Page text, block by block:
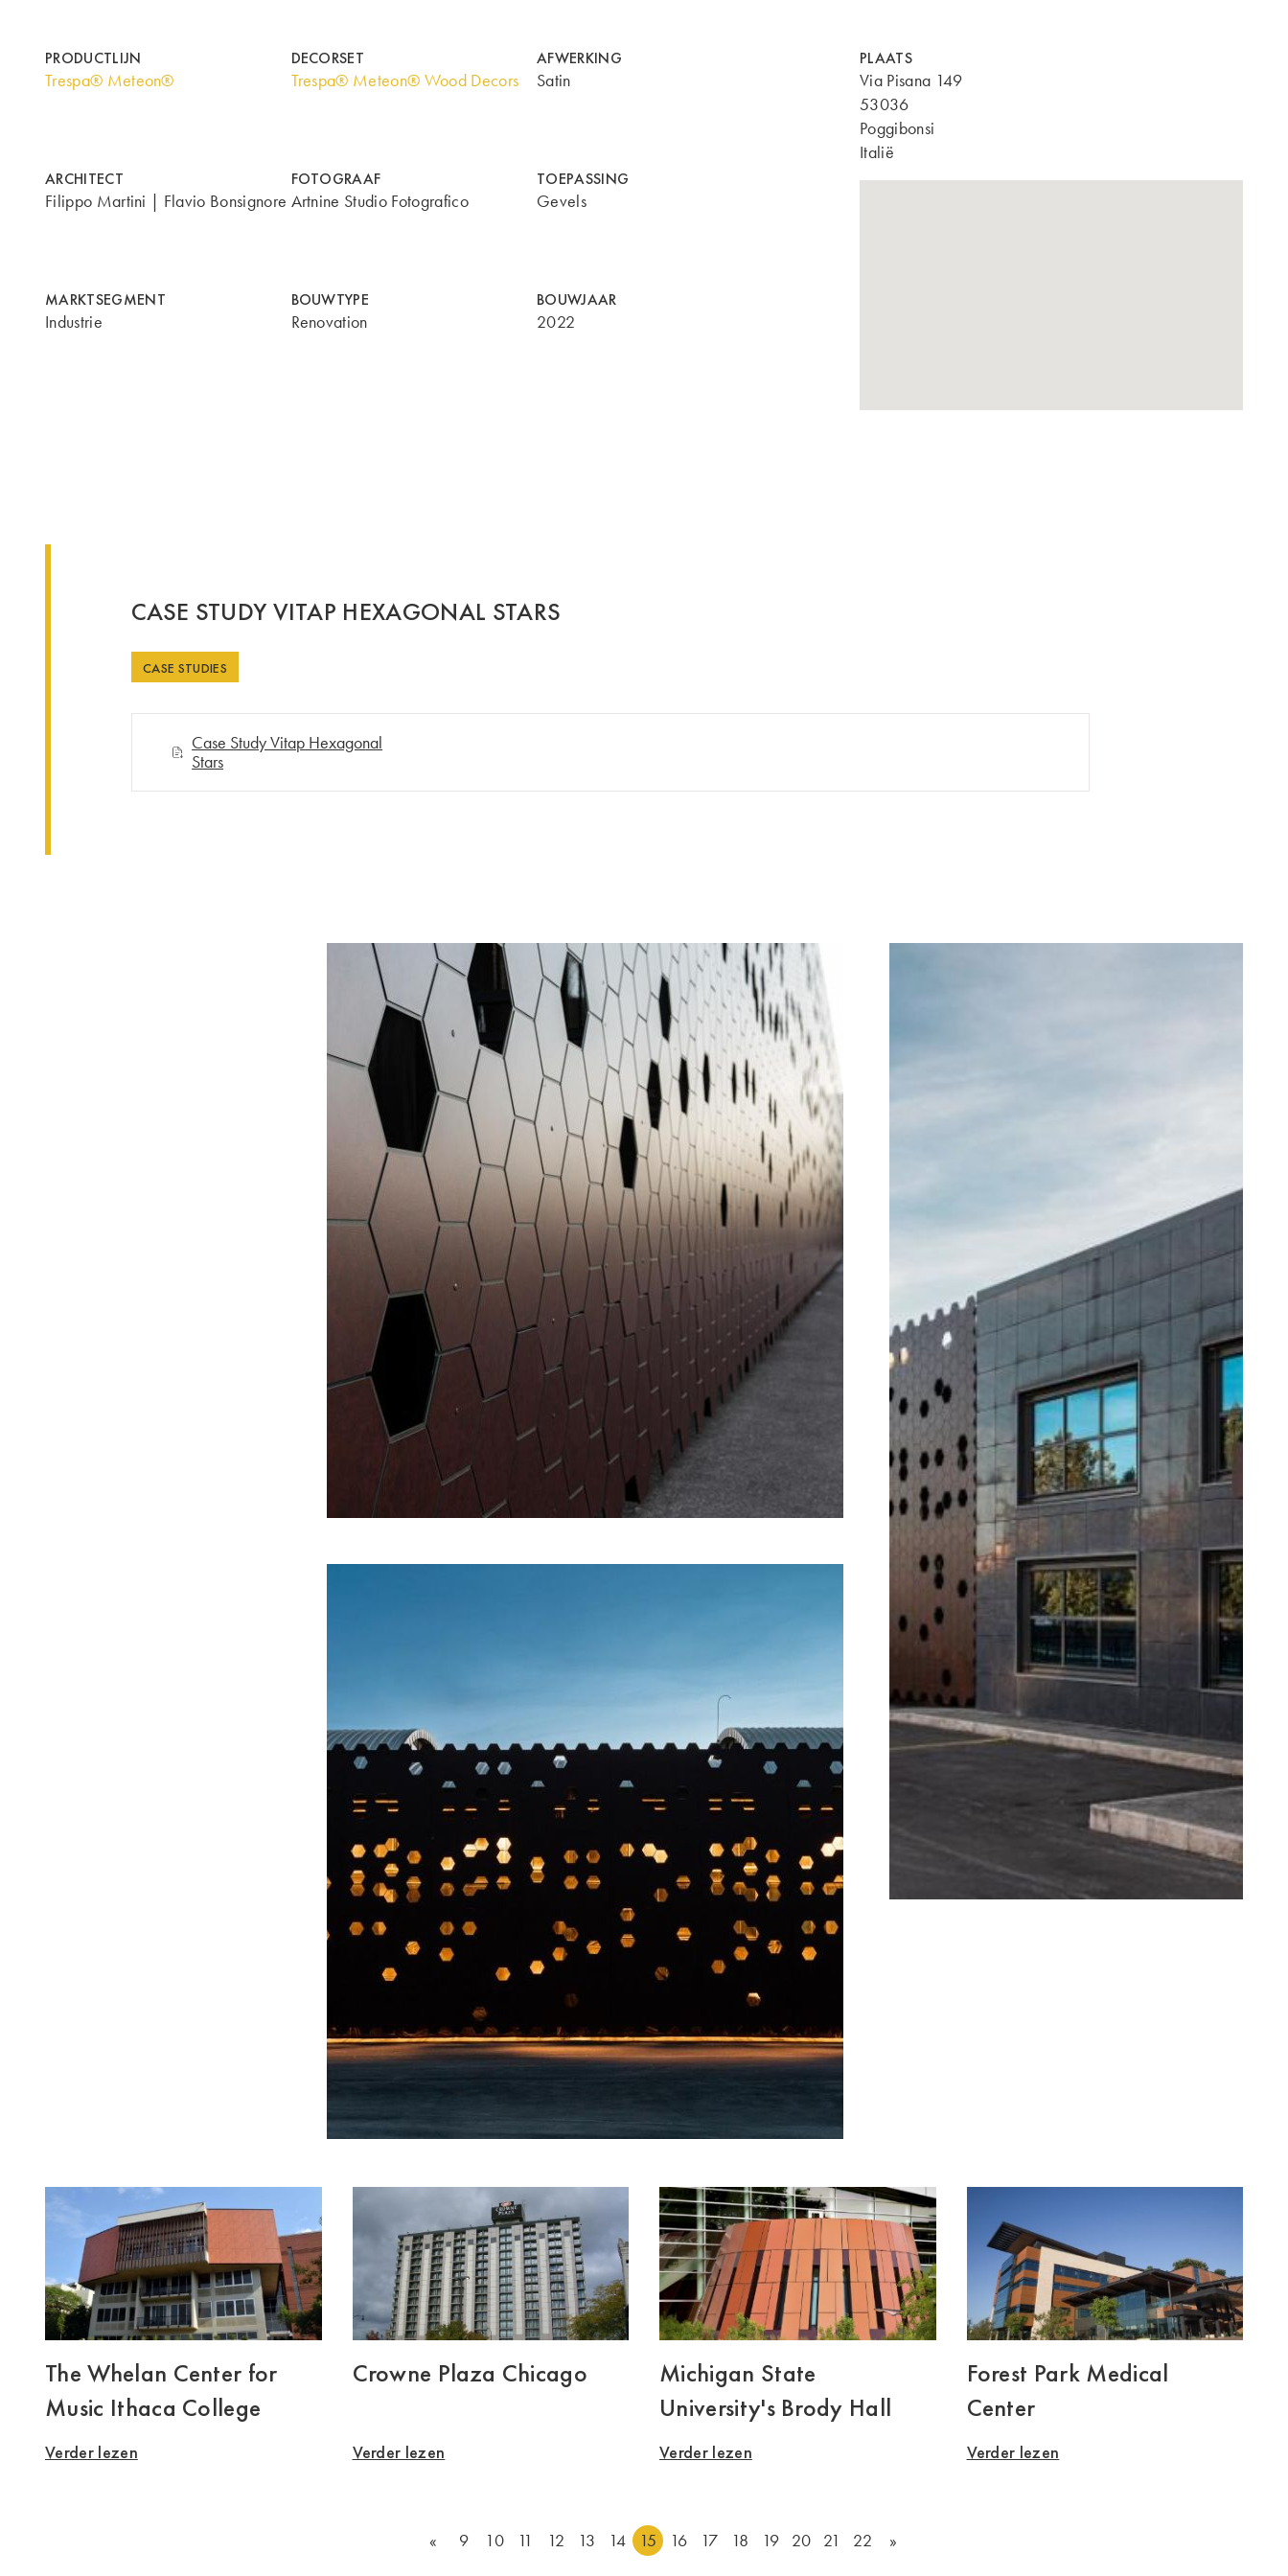
PRODUCTLIJN
Trespa® Meteon®
DECORSET
Trespa® Meteon® Wood Decors
AFWERKING
Satin
ARCHITECT
Filippo Martini | Flavio Bonsignore
FOTOGRAAF
Artnine Studio Fotografico
TOEPASSING
Gevels
MARKTSEGMENT
Industrie
BOUWTYPE
Renovation
BOUWJAAR
2022
PLAATS
Via Pisana 149
53036
Poggibonsi
Italië
CASE STUDY VITAP HEXAGONAL STARS
CASE STUDIES
Case Study Vitap Hexagonal
Stars
The Whelan Center for
Music Ithaca College
Verder lezen
Crowne Plaza Chicago
Verder lezen
Michigan State
University's Brody Hall
Verder lezen
Forest Park Medical
Center
Verder lezen
« 9 10 11 12 13 14 15 16 17 18 19 20 21 22 »